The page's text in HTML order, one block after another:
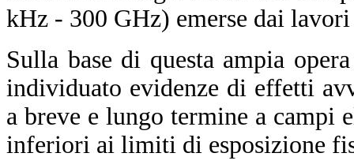
kHz - 300 GHz) emerse dai
Sulla base di questa ampia
individuato evidenze di effetti
a breve e lungo termine a campi
inferiori ai limiti di esposizione